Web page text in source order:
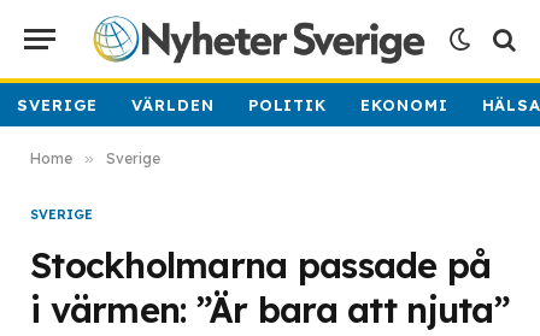
SVERIGE VÄRLDEN POLITIK EKONOMI
Home » Sverige
SVERIGE
Stockholmarna passade på
i värmen: ”Är bara att njuta”